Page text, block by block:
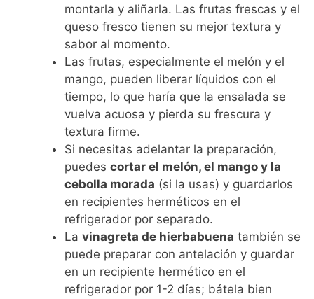
montarla y aliñarla. Las frutas frescas y el
queso fresco tienen su mejor textura y
sabor al momento.
Las frutas, especialmente el melón y el
mango, pueden liberar líquidos con el
tiempo, lo que haría que la ensalada se
vuelva acuosa y pierda su frescura y
textura firme.
Si necesitas adelantar la preparación,
puedes cortar el melón, el mango y la
cebolla morada (si la usas) y guardarlos
en recipientes herméticos en el
refrigerador por separado.
La vinagreta de hierbabuena también se
puede preparar con antelación y guardar
en un recipiente hermético en el
refrigerador por 1-2 días; bátela bien